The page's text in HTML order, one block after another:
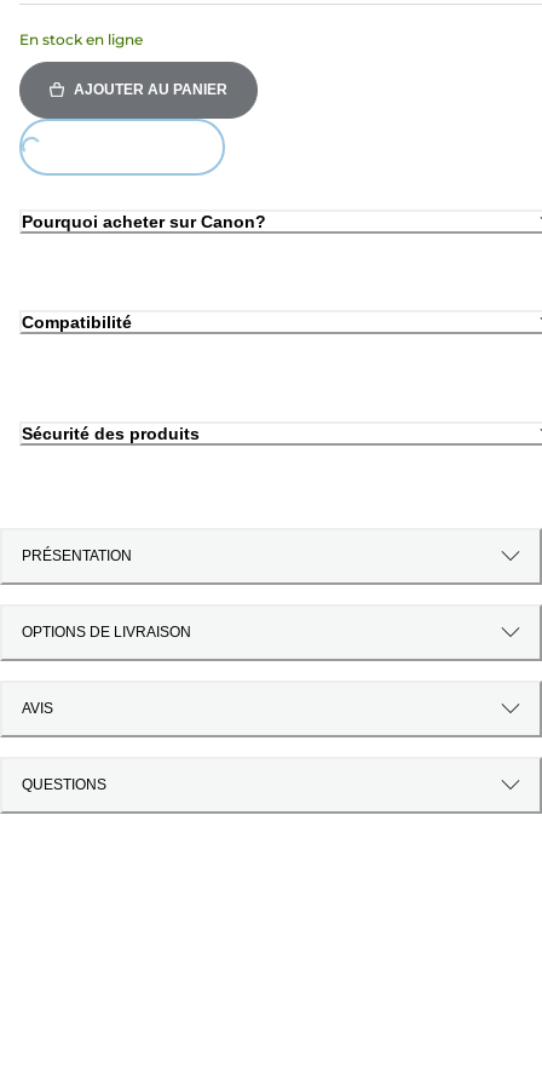
En stock en ligne
AJOUTER AU PANIER
Pourquoi acheter sur Canon?
Compatibilité
Sécurité des produits
PRÉSENTATION
OPTIONS DE LIVRAISON
AVIS
QUESTIONS